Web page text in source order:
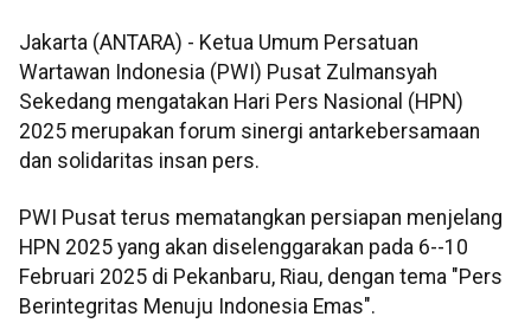
Jakarta (ANTARA) - Ketua Umum Persatuan
Wartawan Indonesia (PWI) Pusat Zulmansyah
Sekedang mengatakan Hari Pers Nasional (HPN)
2025 merupakan forum sinergi antarkebersamaan
dan solidaritas insan pers.
PWI Pusat terus mematangkan persiapan menjelang
HPN 2025 yang akan diselenggarakan pada 6--10
Februari 2025 di Pekanbaru, Riau, dengan tema "Pers
Berintegritas Menuju Indonesia Emas".